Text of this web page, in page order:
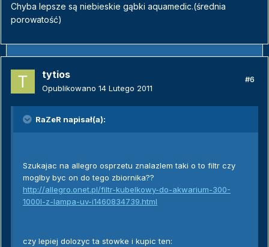
Chyba lepsze są niebieskie gąbki aquamedic.(średnia
porowatość)
tytios
Opublikowano 14 Lutego 2011
#6
RaZeR napisał(a):
Szukajac na allegro osprzetu znalazlem taki o to filtr czy
moglby byc on do tego zbiornika??
http://allegro.onet.pl/filtr-kubelkowy-do-akwarium-300-
1000l-z-lampa-uv-i1460834739.html
czy lepiej dolozyc ta stowke i kupic ten: